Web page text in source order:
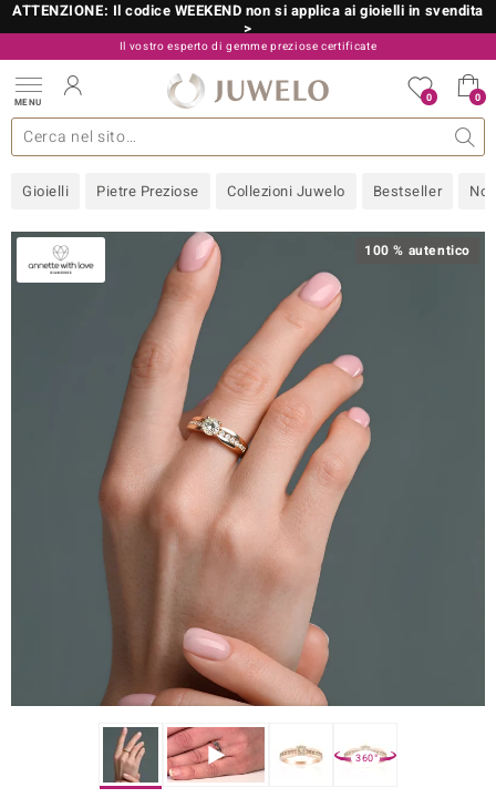
ATTENZIONE: Il codice WEEKEND non si applica ai gioielli in svendita
>
Il vostro esperto di gemme preziose certificate
800 986 787
MENU 0 0
Gioielli Pietre Preziose Collezioni Juwelo Bestseller
gioielli Design Metallo prezioso Misure anelli
più importanti Pietre preziose per colore Pietre preziose
Love
SELECTION
Informazioni generali Approfondimenti Consigli
Acquistare in diretta Juwelo
100 % autentico
360°